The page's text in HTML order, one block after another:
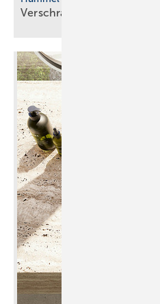
Verschraubungssets für die